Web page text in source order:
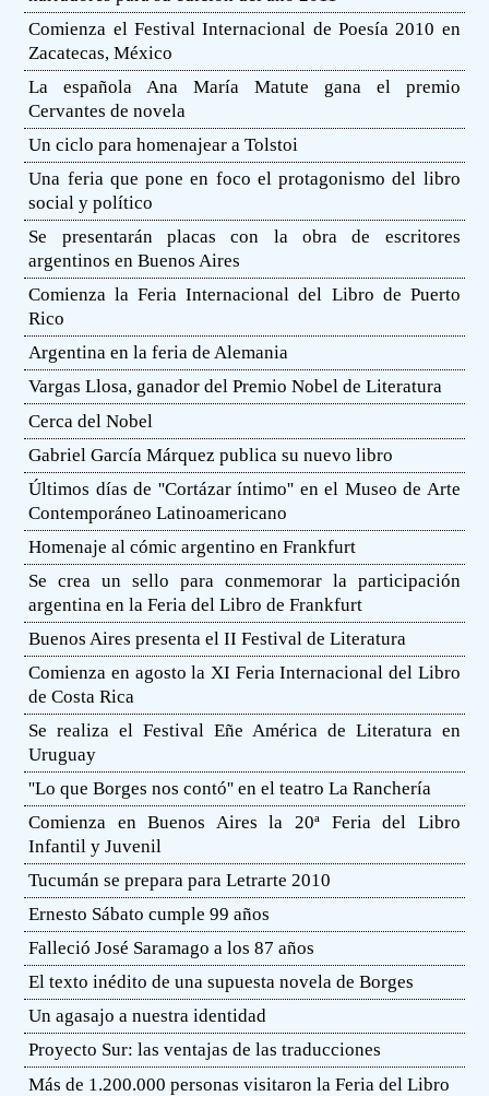
Comienza el Festival Internacional de Poesía 2010 en
Zacatecas, México
La española Ana María Matute gana el premio
Cervantes de novela
Un ciclo para homenajear a Tolstoi
Una feria que pone en foco el protagonismo del libro
social y político
Se presentarán placas con la obra de escritores
argentinos en Buenos Aires
Comienza la Feria Internacional del Libro de Puerto
Rico
Argentina en la feria de Alemania
Vargas Llosa, ganador del Premio Nobel de Literatura
Cerca del Nobel
Gabriel García Márquez publica su nuevo libro
Últimos días de ''Cortázar íntimo'' en el Museo de Arte
Contemporáneo Latinoamericano
Homenaje al cómic argentino en Frankfurt
Se crea un sello para conmemorar la participación
argentina en la Feria del Libro de Frankfurt
Buenos Aires presenta el II Festival de Literatura
Comienza en agosto la XI Feria Internacional del Libro
de Costa Rica
Se realiza el Festival Eñe América de Literatura en
Uruguay
''Lo que Borges nos contó'' en el teatro La Ranchería
Comienza en Buenos Aires la 20ª Feria del Libro
Infantil y Juvenil
Tucumán se prepara para Letrarte 2010
Ernesto Sábato cumple 99 años
Falleció José Saramago a los 87 años
El texto inédito de una supuesta novela de Borges
Un agasajo a nuestra identidad
Proyecto Sur: las ventajas de las traducciones
Más de 1.200.000 personas visitaron la Feria del Libro